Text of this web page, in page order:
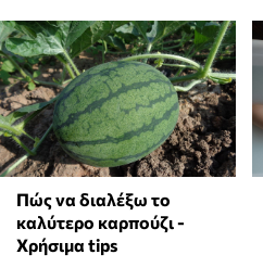
Πώς να διαλέξω το
καλύτερο καρπούζι -
Χρήσιμα tips